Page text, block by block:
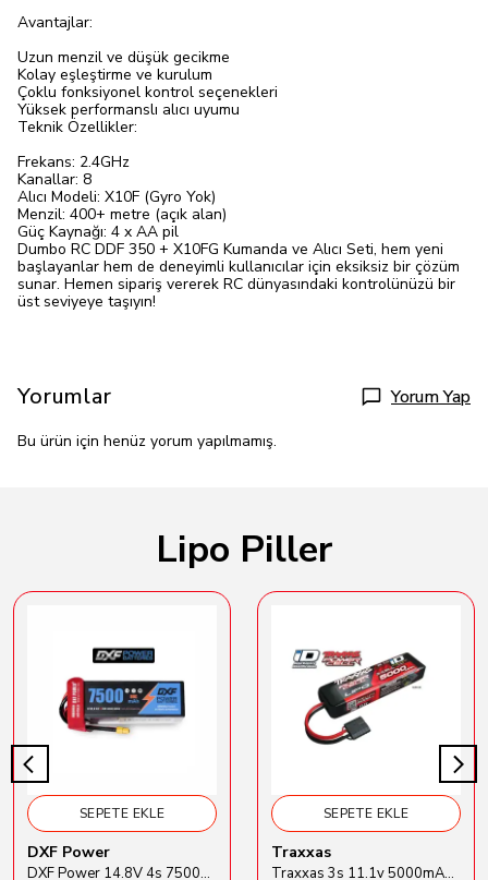
Avantajlar:
Uzun menzil ve düşük gecikme
Kolay eşleştirme ve kurulum
Çoklu fonksiyonel kontrol seçenekleri
Yüksek performanslı alıcı uyumu
Teknik Özellikler:
Frekans: 2.4GHz
Kanallar: 8
Alıcı Modeli: X10F (Gyro Yok)
Menzil: 400+ metre (açık alan)
Güç Kaynağı: 4 x AA pil
Dumbo RC DDF 350 + X10FG Kumanda ve Alıcı Seti, hem yeni
başlayanlar hem de deneyimli kullanıcılar için eksiksiz bir çözüm
sunar. Hemen sipariş vererek RC dünyasındaki kontrolünüzü bir
üst seviyeye taşıyın!
Yorumlar Yorum Yap
Bu ürün için henüz yorum yapılmamış.
Lipo Piller
SEPETE EKLE
DXF Power
DXF Power 14.8V 4s 7500mAh 80C Hardcase Lipo Batarya
SEPETE EKLE
Traxxas
Traxxas 3s 11.1v 5000mAh Lipo Batarya (TRX 2872X)